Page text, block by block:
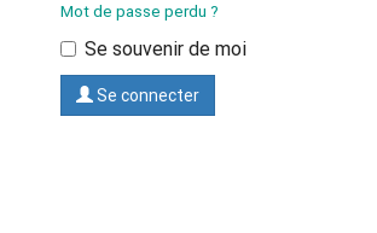
Mot de passe perdu ?
Se souvenir de moi
Se connecter